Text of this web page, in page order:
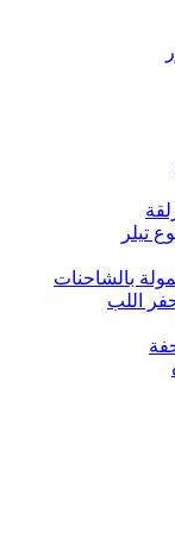
تيلر
بالشاحنات
اللب